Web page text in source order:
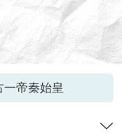
一帝秦始皇